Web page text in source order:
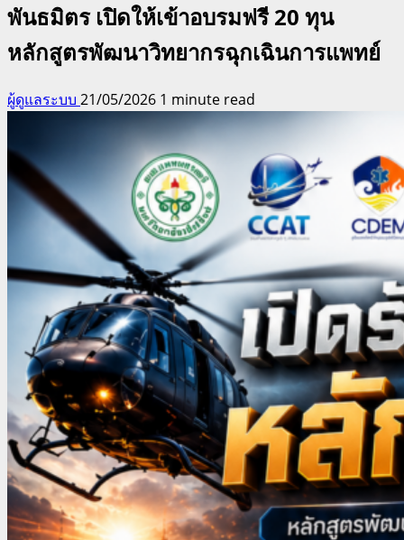
พันธมิตร เปิดให้เข้าอบรมฟรี 20 ทุน
หลักสูตรพัฒนาวิทยากรฉุกเฉินการแพทย์
ผู้ดูแลระบบ 21/05/2026 1 minute read